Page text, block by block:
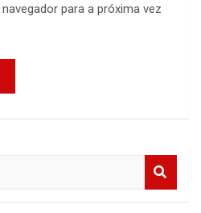
para a próxima vez